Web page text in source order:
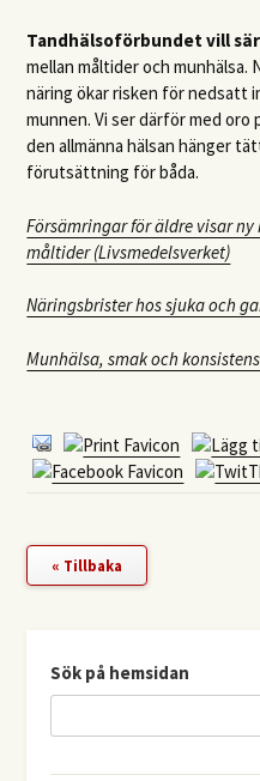
Tandhälsoförbundet vill
mellan måltider och
näring ökar risken för nedsatt
munnen. Vi ser därför med oro
den allmänna hälsan hänger
förutsättning för båda.
Försämringar för äldre visar
måltider (Livsmedelsverket)
Näringsbrister hos sjuka och
Munhälsa, smak och
« Tillbaka
Sök på hemsidan